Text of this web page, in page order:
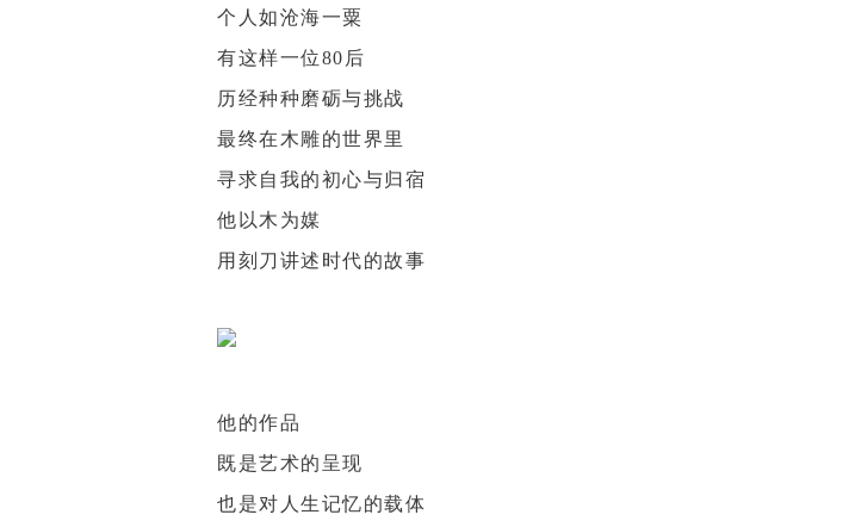
个人如沧海一粟
有这样一位80后
历经种种磨砺与挑战
最终在木雕的世界里
寻求自我的初心与归宿
他以木为媒
用刻刀讲述时代的故事
他的作品
既是艺术的呈现
也是对人生记忆的载体